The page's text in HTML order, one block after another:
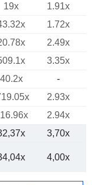
19x
1.91x
1.72x
2.49x
3.35x
40.2x
-
2.93x
2.94x
3,70x
4,00x